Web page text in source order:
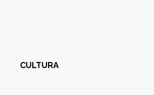
CULTURA